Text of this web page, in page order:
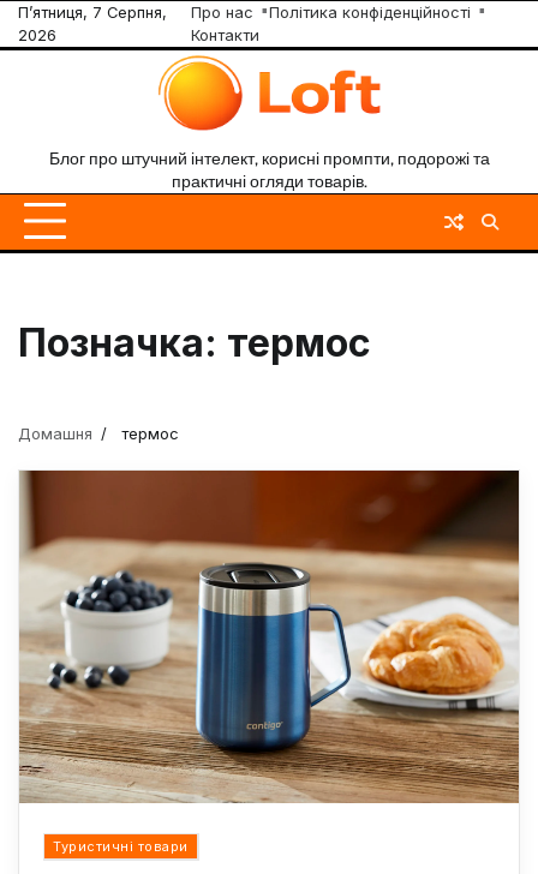
Skip
to
П’ятниця, 7 Серпня,
2026
Про нас
Політика конфіденційності
Контакти
Блог про штучний інтелект, корисні промпти, подорожі та
практичні огляди товарів.
Позначка: термос
Домашня термос
Туристичні товари